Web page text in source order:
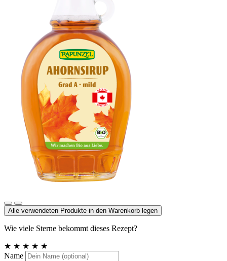
Alle verwendeten Produkte in den Warenkorb legen
Wie viele Sterne bekommt dieses Rezept?
★ ★ ★ ★ ★
Name